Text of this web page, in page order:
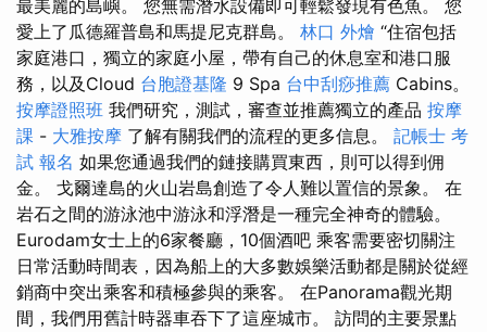
最美麗的島嶼。 您無需潛水設備即可輕鬆發現有色魚。 您
愛上了瓜德羅普島和馬提尼克群島。 林口 外燴 “住宿包括
家庭港口，獨立的家庭小屋，帶有自己的休息室和港口服
務，以及Cloud 台胞證基隆 9 Spa 台中刮痧推薦 Cabins。
按摩證照班 我們研究，測試，審查並推薦獨立的產品 按摩
課 - 大雅按摩 了解有關我們的流程的更多信息。 記帳士 考
試 報名 如果您通過我們的鏈接購買東西，則可以得到佣
金。 戈爾達島的火山岩島創造了令人難以置信的景象。 在
岩石之間的游泳池中游泳和浮潛是一種完全神奇的體驗。
Eurodam女士上的6家餐廳，10個酒吧 乘客需要密切關注
日常活動時間表，因為船上的大多數娛樂活動都是關於從經
銷商中突出乘客和積極參與的乘客。 在Panorama觀光期
間，我們用舊計時器車吞下了這座城市。 訪問的主要景點